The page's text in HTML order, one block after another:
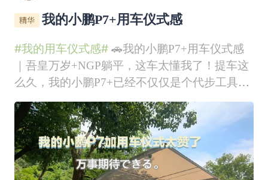
我的小鹏P7+用车仪式感
#我的用车仪式感#🚗我的小鹏P7+用车仪式感
｜吾皇万岁+NGP躺平，这车太懂我了！提车这
么久，我的小鹏P7+已经不仅仅是个代步工具
了，它完全成了我的“快乐星球”🌍！今天必须给
鹏友们分享一下我这套专属用车仪式感，幸福感
直接拉满！💯🎵 上车第一步：开启“中二”模式
每次拉开车门坐进主驾，我都有个